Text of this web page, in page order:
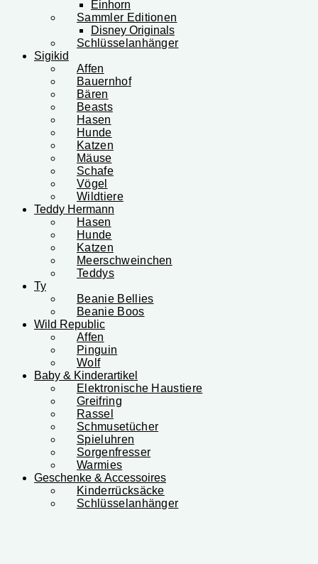
Einhorn
Sammler Editionen
Disney Originals
Schlüsselanhänger
Sigikid
Affen
Bauernhof
Bären
Beasts
Hasen
Hunde
Katzen
Mäuse
Schafe
Vögel
Wildtiere
Teddy Hermann
Hasen
Hunde
Katzen
Meerschweinchen
Teddys
Ty
Beanie Bellies
Beanie Boos
Wild Republic
Affen
Pinguin
Wolf
Baby & Kinderartikel
Elektronische Haustiere
Greifring
Rassel
Schmusetücher
Spieluhren
Sorgenfresser
Warmies
Geschenke & Accessoires
Kinderrücksäcke
Schlüsselanhänger